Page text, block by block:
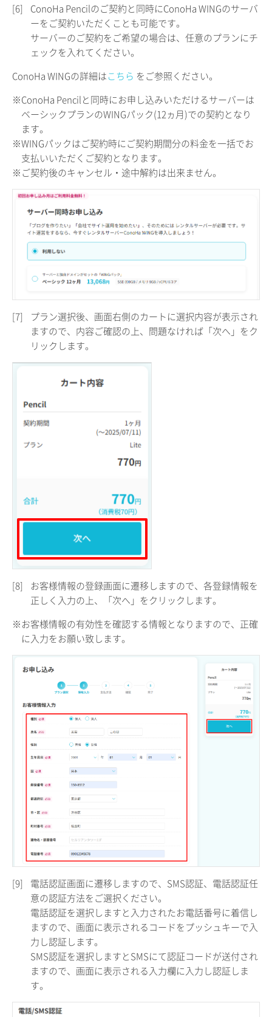
[6]
ConoHa Pencilのご契約と同時にConoHa WINGのサーバ
ーをご契約いただくことも可能です。
サーバーのご契約をご希望の場合は、任意のプランにチ
ェックを入れてください。
ConoHa WINGの詳細はこちら をご参照ください。
※ConoHa Pencilと同時にお申し込みいただけるサーバーは
ベーシックプランのWINGパック(12ヵ月)での契約となり
ます。
※WINGパックはご契約時にご契約期間分の料金を一括でお
支払いいただくご契約となります。
※ご契約後のキャンセル・途中解約は出来ません。
[7]
プラン選択後、画面右側のカートに選択内容が表示され
ますので、内容ご確認の上、問題なければ「次へ」をク
リックします。
[8]
お客様情報の登録画面に遷移しますので、各登録情報を
正しく入力の上、「次へ」をクリックします。
※お客様情報の有効性を確認する情報となりますので、正確
に入力をお願い致します。
[9]
電話認証画面に遷移しますので、SMS認証、電話認証任
意の認証方法をご選択ください。
電話認証を選択しますと入力されたお電話番号に着信し
ますので、画面に表示されるコードをプッシュキーで入
力し認証します。
SMS認証を選択しますとSMSにて認証コードが送付され
ますので、画面に表示される入力欄に入力し認証しま
す。